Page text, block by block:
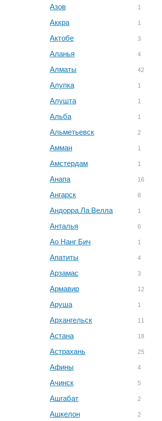
Азов 1
Аккра 1
Актобе 3
Аланья 4
Алматы 42
Алупка 1
Алушта 1
Альба 1
Альметьевск 2
Амман 1
Амстердам 1
Анапа 16
Ангарск 8
Андорра Ла Велла 1
Анталья 6
Ао Нанг Бич 1
Апатиты 4
Арзамас 3
Армавир 12
Аруша 1
Архангельск 11
Астана 18
Астрахань 25
Афины 4
Ачинск 5
Ашгабат 2
Ашкелон 2